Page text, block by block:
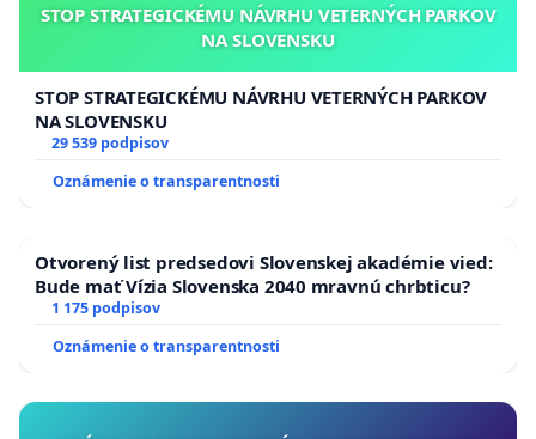
STOP STRATEGICKÉMU NÁVRHU VETERNÝCH PARKOV
NA SLOVENSKU
STOP STRATEGICKÉMU NÁVRHU VETERNÝCH PARKOV
NA SLOVENSKU
29 539 podpisov
Oznámenie o transparentnosti
Otvorený list predsedovi Slovenskej akadémie vied:
Bude mať Vízia Slovenska 2040 mravnú chrbticu?
1 175 podpisov
Oznámenie o transparentnosti